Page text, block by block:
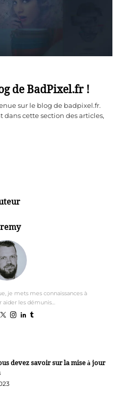
de BadPixel.fr !
sur le blog de badpixel.fr.
cette section des articles,
je mets mes connaissances à
les démunis…
devez savoir sur la mise à jour